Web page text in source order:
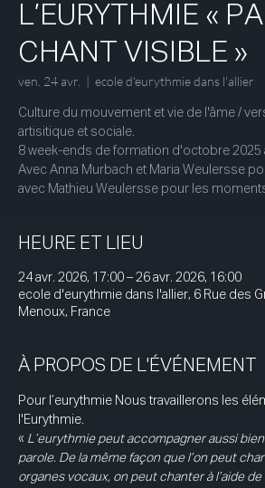
L’EURYTHMIE «
CHANT VISIBLE »
ven. 24 avr.
  |
ecole d'eurythmie dans l'allier
Culture du mouvement et vie de l'âme /
artisitique et sociale.
8 week-ends de formation d'octobre 2025
Avec Anna Murbach et Maria Weulersse
avec Mathieu Weulersse pour les
HEURE ET LIEU
24 avr. 2026, 17:00 – 26 avr. 2026, 16:00
ecole d'eurythmie dans l'allier, 6 Rue des
Menoux, France
À PROPOS DE L'ÉVÉNEMENT
Pour l’eurythmie Nous travaillerons les
l'Eurythmie.
« L’eurythmie peut accompagner aussi
parole. De la même façon que l’on peut
organes vocaux, on peut chanter à l’aide